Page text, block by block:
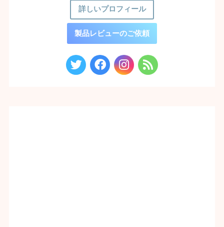
詳しいプロフィール
製品レビューのご依頼